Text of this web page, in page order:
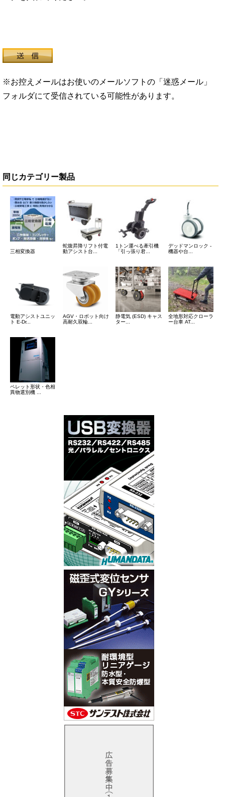
※お控えメールはお使いのメールソフトの「迷惑メール」
フォルダにて受信されている可能性があります。
同じカテゴリー製品
三相変換器
蛇腹昇降リフト付電
動アシスト台...
1トン運べる牽引機
「引っ張り君...
デッドマンロック -
機器や台...
電動アシストユニッ
ト E-Dr...
AGV・ロボット向け
高耐久双輪...
静電気 (ESD) キャス
ター...
全地形対応クローラ
ー台車 AT...
ペレット形状・色相
異物選別機 ...